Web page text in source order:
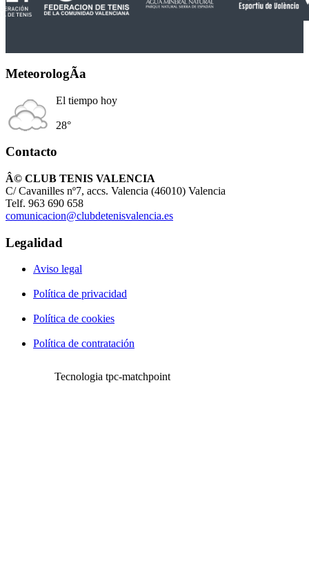
MeteorologÃ­a
El tiempo hoy
28°
Contacto
Â© CLUB TENIS VALENCIA
C/ Cavanilles nº7, accs. Valencia (46010) Valencia
Telf. 963 690 658
comunicacion@clubdetenisvalencia.es
Legalidad
Aviso legal
Política de privacidad
Política de cookies
Política de contratación
Tecnologia tpc-matchpoint